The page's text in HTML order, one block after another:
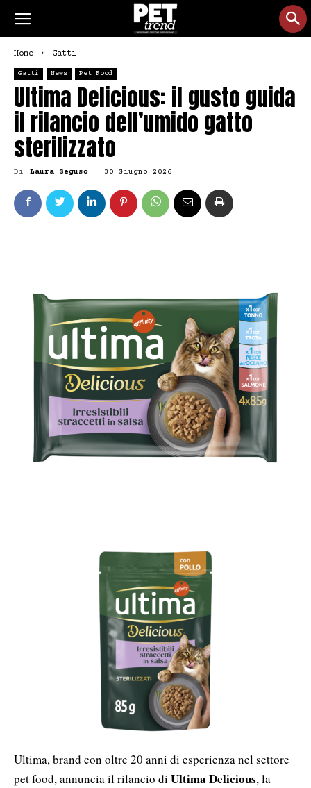
Home Gatti
Gatti News Pet Food
Ultima Delicious: il gusto guida
il rilancio dell’umido gatto
sterilizzato
Di Laura Seguso - 30 Giugno 2026
Ultima, brand con oltre 20 anni di esperienza nel settore
pet food, annuncia il rilancio di Ultima Delicious, la